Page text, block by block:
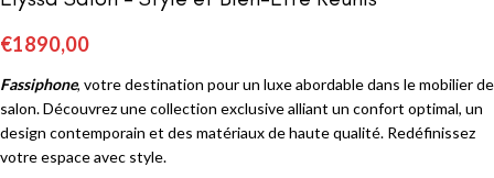
€1890,00
Fassiphone, votre destination pour un luxe abordable dans le mobilier de
salon. Découvrez une collection exclusive alliant un confort optimal, un
design contemporain et des matériaux de haute qualité. Redéfinissez
votre espace avec style.